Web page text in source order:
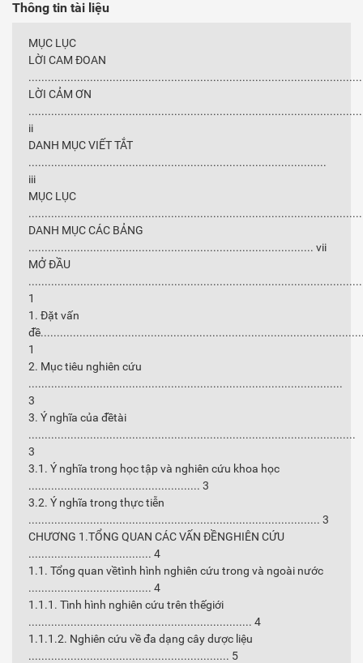
Thông tin tài liệu
MỤC LỤC
LỜI CAM ĐOAN
LỜI CẢM ƠN
ii
DANH MỤC VIẾT TẮT
............................................................................................
iii
MỤC LỤC
DANH MỤC CÁC BẢNG
........................................................................................ vii
MỞ ĐẦU
1
1. Đặt vấn
1
2. Mục tiêu nghiên cứu
.................................................................................................
3
3. Ý nghĩa của đềtài
.....................................................................................................
3
3.1. Ý nghĩa trong học tập và nghiên cứu khoa học
..................................................... 3
3.2. Ý nghĩa trong thực tiễn
.......................................................................................... 3
CHƯƠNG 1.TỔNG QUAN CÁC VẤN ĐỀNGHIÊN CỨU
...................................... 4
1.1. Tổng quan vềtình hình nghiên cứu trong và ngoài nước
...................................... 4
1.1.1. Tình hình nghiên cứu trên thếgiới
..................................................................... 4
1.1.1.2. Nghiên cứu về đa dạng cây dược liệu
.............................................................. 5